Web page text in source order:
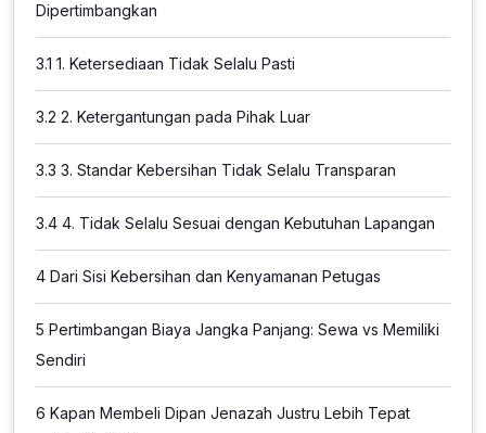
Dipertimbangkan
3.1 1. Ketersediaan Tidak Selalu Pasti
3.2 2. Ketergantungan pada Pihak Luar
3.3 3. Standar Kebersihan Tidak Selalu Transparan
3.4 4. Tidak Selalu Sesuai dengan Kebutuhan Lapangan
4 Dari Sisi Kebersihan dan Kenyamanan Petugas
5 Pertimbangan Biaya Jangka Panjang: Sewa vs Memiliki
Sendiri
6 Kapan Membeli Dipan Jenazah Justru Lebih Tepat